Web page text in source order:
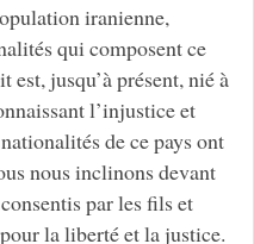
iranienne,
qui composent ce
est, jusqu’à présent, nié à
l’injustice et
de ce pays ont
nous inclinons devant
par les fils et
la liberté et la justice.